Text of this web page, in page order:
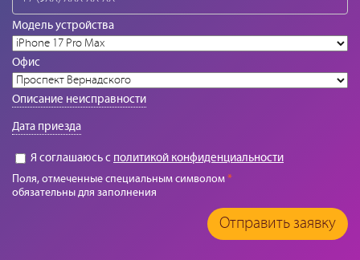
Модель устройства
Офис
Описание неисправности
Дата приезда
Я соглашаюсь с политикой конфиденциальности
Поля, отмеченные специальным символом*
обязательны для заполнения
Отправить заявку